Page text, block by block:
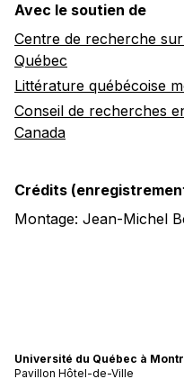
Avec le soutien de
Centre de recherche
Québec
Littérature québécoise
Conseil de recherches
Canada
Crédits
Montage: Jean-Michel
Université du Québec à
Pavillon Hôtel-de-Ville